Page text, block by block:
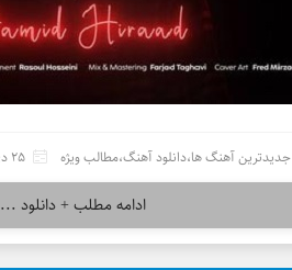
جدیدترین آهنگ ها،دانلود آهنگ،مطالب ویژه 25 دی 1400
ادامه مطلب + دانلود ...